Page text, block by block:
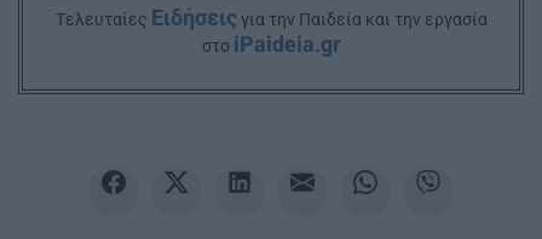
Tελευταίες Ειδήσειςγια την Παιδεία και την εργασία
στο iPaideia.gr